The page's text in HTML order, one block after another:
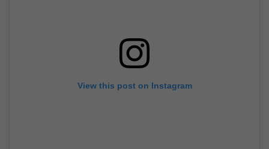
View this post on Instagram